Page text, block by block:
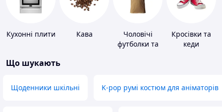
Кухонні плити Кава
Чоловічі
футболки та
Кросівки та
кеди
Що шукають
Щоденники шкільні K-pop румі костюм для аніматорів